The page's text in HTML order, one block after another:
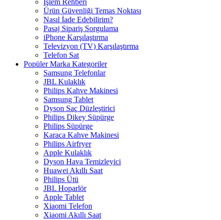
İşlem Rehberi
Ürün Güvenliği Temas Noktası
Nasıl İade Edebilirim?
Pasaj Sipariş Sorgulama
iPhone Karşılaştırma
Televizyon (TV) Karşılaştırma
Telefon Sat
Popüler Marka Kategoriler
Samsung Telefonlar
JBL Kulaklık
Philips Kahve Makinesi
Samsung Tablet
Dyson Saç Düzleştirici
Philips Dikey Süpürge
Philips Süpürge
Karaca Kahve Makinesi
Philips Airfryer
Apple Kulaklık
Dyson Hava Temizleyici
Huawei Akıllı Saat
Philips Ütü
JBL Hoparlör
Apple Tablet
Xiaomi Telefon
Xiaomi Akıllı Saat